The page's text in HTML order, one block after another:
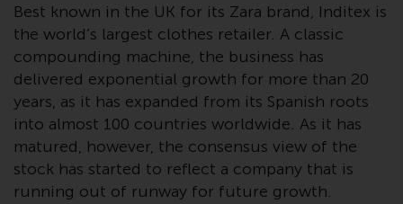
sowohl fallen als auch steigen.
Mit Investitionen in die von
Redwheel und seinen
verbundenen Unternehmen
angebotenen Produkte und
Dienstleistungen sind erhebliche
Risiken verbunden.
Wechselkursschwankungen
können sich positiv oder negativ
Best known in the UK for its Zara brand, Inditex is
the world’s largest clothes retailer. A classic
compounding machine, the business has
delivered exponential growth for more than 20
years, as it has expanded from its Spanish roots
into almost 100 countries worldwide. As it has
matured, however, the consensus view of the
stock has started to reflect a company that is
running out of runway for future growth.